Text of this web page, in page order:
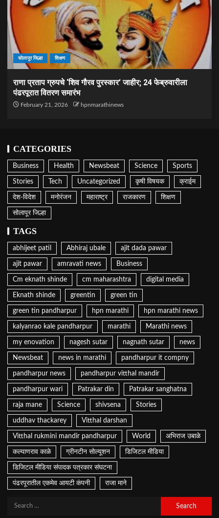
सोलापूर जिल्हा शिक्षण
राणा प्रताप ग्रुपचे ‘शिव गौरव पुरस्कार’ जाहीर; 24 फेब्रुवारीला
पंढरपूरात वितरण समारंभ
February 21, 2026 hpnmarathinews
CATEGORIES
Business Health Newsbeat Science Sports
Stories Tech Uncategorized कृषी विषयक क्राईम
देश-विदेश मनोरंजन महाराष्ट्र राजकारण शिक्षण
सोलापूर जिल्हा
TAGS
abhijeet patil Abhiraj ubale ajit dada pawar
ajit pawar amravati news Business
Cm eknath shinde cm maharashtra digital media
Eknath shinde greentin green tin
green tin pandharpur hpn marathi hpn marathi news
kalyanrao kale pandharpur marathi Marathi news
my enovation nagesh sutar nagnath sutar news
Newsbeat news in marathi pandharpur it compny
pandharpur news pandharpur vitthal mandir
pandharpur wari Patrakar din Patrakar sanghatna
raja mane Science shivsena Stories
uddhav thackarey Vitthal darshan
Vitthal rukmini mandir pandharpur World अभिराज उबाळे
कल्याणराव काळे ग्रीनटीन सोल्यूशन डिजिटल मीडिया
डिजिटल मीडिया संपादक पत्रकार संघटना
पंढरपूरातील एकमेव आयटी कंपनी राजा माने